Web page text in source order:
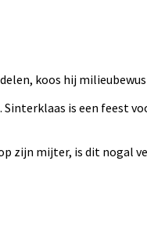
koos hij
is een feest
zijn mijter, is dit nogal